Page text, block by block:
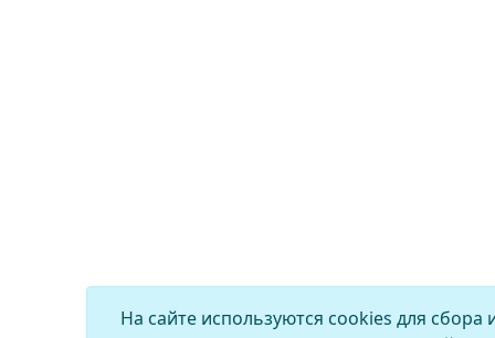
На сайте используются cookies для